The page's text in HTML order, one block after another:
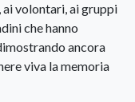
volontari, ai gruppi
che hanno
ancora
viva la memoria